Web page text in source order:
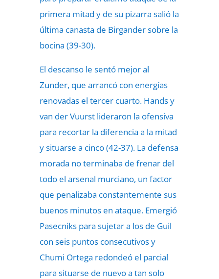
primera mitad y de su pizarra salió la
última canasta de Birgander sobre la
bocina (39-30).
El descanso le sentó mejor al
Zunder, que arrancó con energías
renovadas el tercer cuarto. Hands y
van der Vuurst lideraron la ofensiva
para recortar la diferencia a la mitad
y situarse a cinco (42-37). La defensa
morada no terminaba de frenar del
todo el arsenal murciano, un factor
que penalizaba constantemente sus
buenos minutos en ataque. Emergió
Pasecniks para sujetar a los de Guil
con seis puntos consecutivos y
Chumi Ortega redondeó el parcial
para situarse de nuevo a tan solo